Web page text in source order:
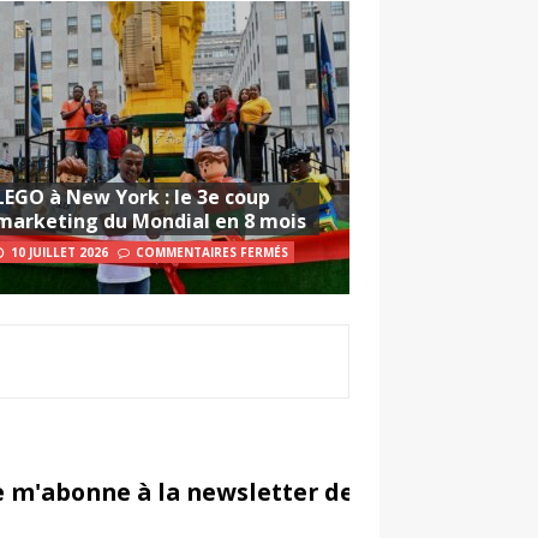
à New York : le 3e coup
du Mondial en 8 mois
10 JUILLET 2026 COMMENTAIRES FERMÉS
m'abonne à la newsletter de